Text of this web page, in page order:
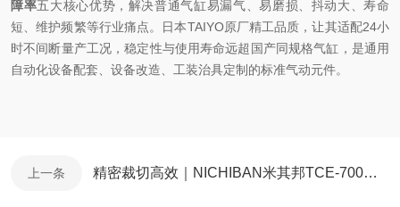
障率五大核心优势，解决普通气缸易漏气、易磨损、抖动大、寿命
短、维护频繁等行业痛点。日本TAIYO原厂精工品质，让其适配24小
时不间断量产工况，稳定性与使用寿命远超国产同规格气缸，是通用
自动化设备配套、设备改造、工装治具定制的标准气动元件。
上一条 精密裁切高效｜NICHIBAN米其邦TCE-700全自动胶纸切割机全解析